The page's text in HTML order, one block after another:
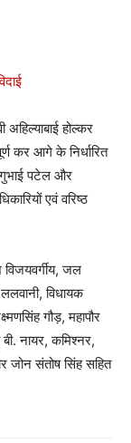
अहिल्याबाई होल्कर
कर आगे के निर्धारित
पटेल और
एवं वरिष्ठ
जल
विधायक
गौड़, महापौर
नायर, कमिश्नर,
जोन संतोष सिंह सहित